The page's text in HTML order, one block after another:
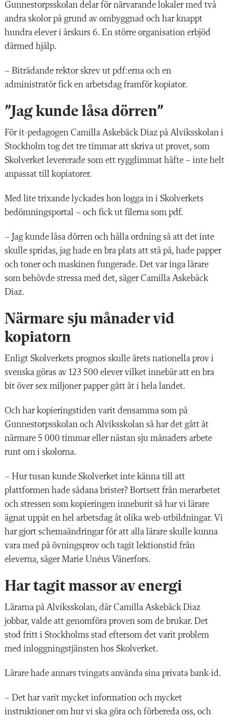
Gunnestorpsskolan delar för närvarande lokaler med två
andra skolor på grund av ombyggnad och har knappt
hundra elever i årskurs 6. En större organisation erbjöd
därmed hjälp.
– Biträdande rektor skrev ut pdf:erna och en
administratör fick en arbetsdag framför kopiator.
”Jag kunde låsa dörren”
För it-pedagogen Camilla Askebäck Diaz på Alviksskolan i
Stockholm tog det tre timmar att skriva ut provet, som
Skolverket levererade som ett rygglimmat häfte – inte helt
anpassat till kopiatorer.
Med lite trixande lyckades hon logga in i Skolverkets
bedömningsportal – och fick ut filerna som pdf.
– Jag kunde låsa dörren och hålla ordning så att det inte
skulle spridas, jag hade en bra plats att stå på, hade papper
och toner och maskinen fungerade. Det var inga lärare
som behövde stressa med det, säger Camilla Askebäck
Diaz.
Närmare sju månader vid
kopiatorn
Enligt Skolverkets prognos skulle årets nationella prov i
svenska göras av 123 500 elever vilket innebär att en bra
bit över sex miljoner papper gått åt i hela landet.
Och har kopieringstiden varit densamma som på
Gunnestorpsskolan och Alviksskolan så har det gått åt
närmare 5 000 timmar eller nästan sju månaders arbete
runt om i skolorna.
– Hur tusan kunde Skolverket inte känna till att
plattformen hade sådana brister? Bortsett från merarbetet
och stressen som kopieringen inneburit så har vi lärare
ägnat uppåt en hel arbetsdag åt olika web-utbildningar. Vi
har gjort schemaändringar för att alla lärare skulle kunna
vara med på övningsprov och tagit lektionstid från
eleverna, säger Marie Unéus Vänerfors.
Har tagit massor av energi
Lärarna på Alviksskolan, där Camilla Askebäck Diaz
jobbar, valde att genomföra proven som de brukar. Det
stod fritt i Stockholms stad eftersom det varit problem
med inloggningstjänsten hos Skolverket.
Lärare hade annars tvingats använda sina privata bank-id.
– Det har varit mycket information och mycket
instruktioner om hur vi ska göra och förbereda oss, och